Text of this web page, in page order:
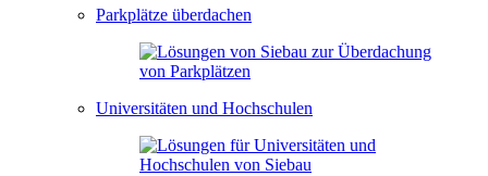
Parkplätze überdachen
Universitäten und Hochschulen